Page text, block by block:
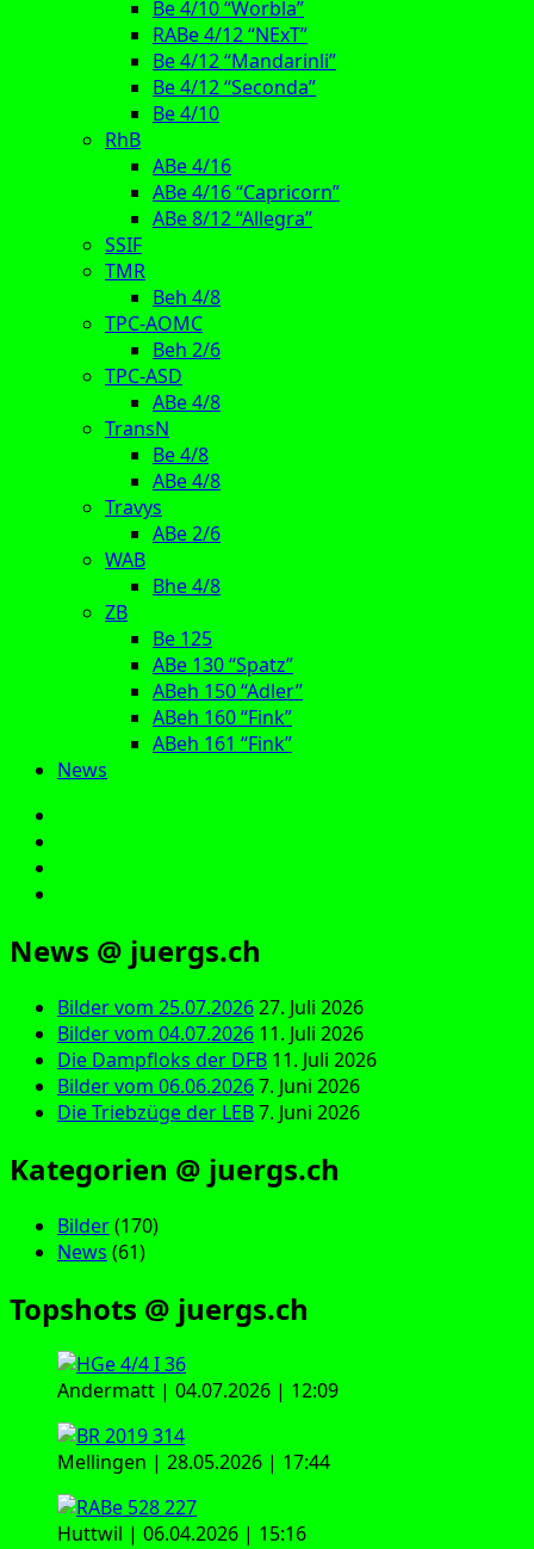
Be 4/10 “Worbla”
RABe 4/12 “NExT”
Be 4/12 “Mandarinli”
Be 4/12 “Seconda”
Be 4/10
RhB
ABe 4/16
ABe 4/16 “Capricorn”
ABe 8/12 “Allegra”
SSIF
TMR
Beh 4/8
TPC-AOMC
Beh 2/6
TPC-ASD
ABe 4/8
TransN
Be 4/8
ABe 4/8
Travys
ABe 2/6
WAB
Bhe 4/8
ZB
Be 125
ABe 130 “Spatz”
ABeh 150 “Adler”
ABeh 160 “Fink”
ABeh 161 “Fink”
News
News @ juergs.ch
Bilder vom 25.07.202627. Juli 2026
Bilder vom 04.07.2026 11. Juli 2026
Die Dampfloks der DFB 11. Juli 2026
Bilder vom 06.06.20267. Juni 2026
Die Triebzüge der LEB7. Juni 2026
Kategorien @ juergs.ch
Bilder(170)
News (61)
Topshots @ juergs.ch
Andermatt | 04.07.2026 | 12:09
Mellingen | 28.05.2026 | 17:44
Huttwil | 06.04.2026 | 15:16